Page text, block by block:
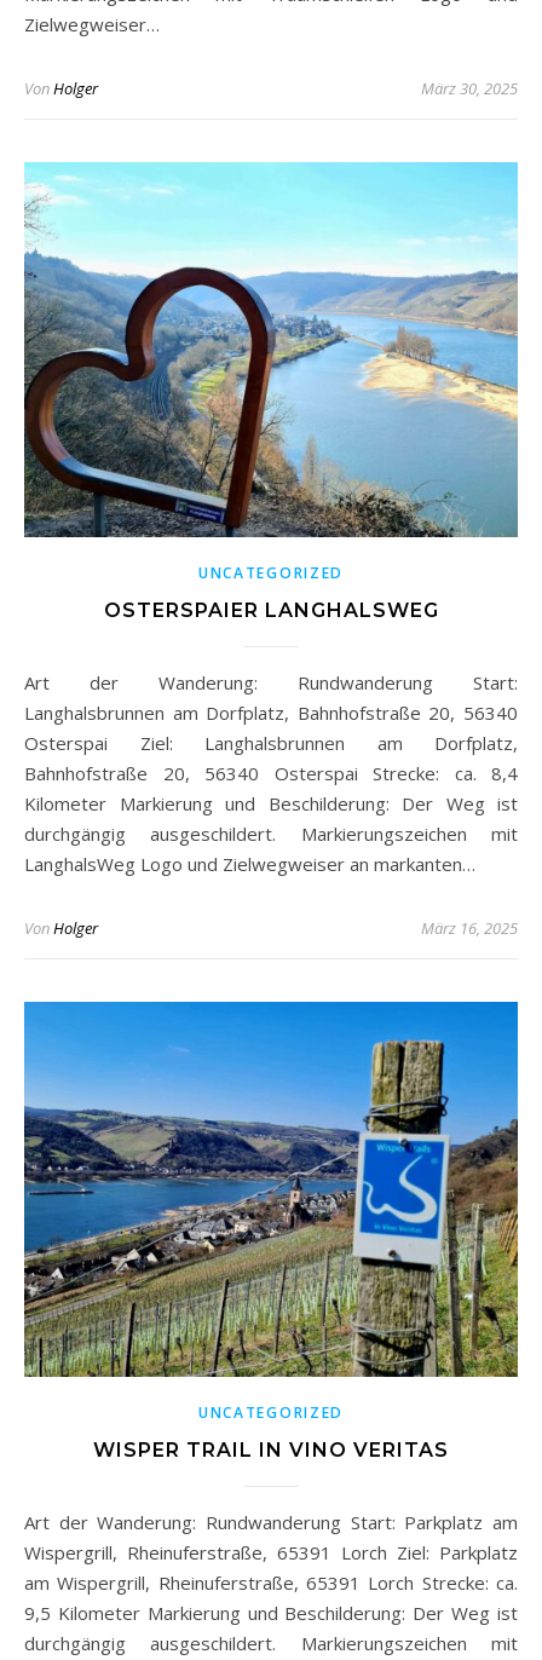
Zielwegweiser…
VonHolger März 30, 2025
UNCATEGORIZED
OSTERSPAIER LANGHALSWEG
Art der Wanderung: Rundwanderung Start:
Langhalsbrunnen am Dorfplatz, Bahnhofstraße 20, 56340
Osterspai Ziel: Langhalsbrunnen am Dorfplatz,
Bahnhofstraße 20, 56340 Osterspai Strecke: ca. 8,4
Kilometer Markierung und Beschilderung: Der Weg ist
durchgängig ausgeschildert. Markierungszeichen mit
LanghalsWeg Logo und Zielwegweiser an markanten…
VonHolger März 16, 2025
UNCATEGORIZED
WISPER TRAIL IN VINO VERITAS
Art der Wanderung: Rundwanderung Start: Parkplatz am
Wispergrill, Rheinuferstraße, 65391 Lorch Ziel: Parkplatz
am Wispergrill, Rheinuferstraße, 65391 Lorch Strecke: ca.
9,5 Kilometer Markierung und Beschilderung: Der Weg ist
durchgängig ausgeschildert. Markierungszeichen mit